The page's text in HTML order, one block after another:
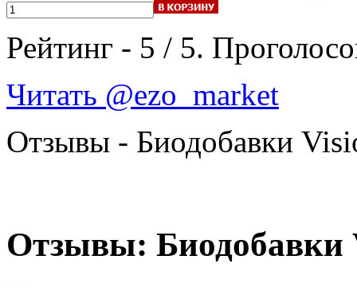
Рейтинг - 5 / 5.
Читать @ezo_market
Отзывы - Биодобавки
Отзывы: Биодобавки